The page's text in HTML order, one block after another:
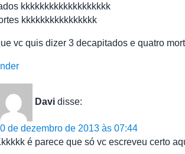
kkkkkkkkkkkkkkkkkkk
kkkkkkkkkkkkkkkk
vc quis dizer 3 decapitados e quatro
Davi disse:
de dezembro de 2013 às 07:44
é parece que só vc escreveu certo